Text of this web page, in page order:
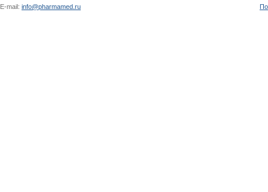
E-mail: info@pharmamed.ru